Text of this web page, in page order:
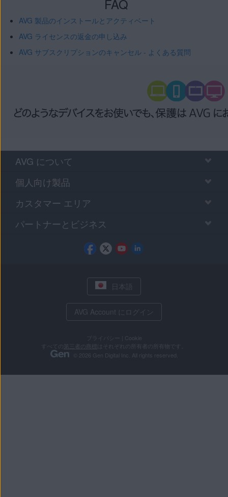
FAQ
AVG 製品のインストールとアクティベート
AVG ライセンスの返金の申し込み
AVG サブスクリプションのキャンセル - よくある質問
AVG について
個人向け製品
カスタマー エリア
パートナーとビジネス
日本語
AVG Account にログイン
プライバシー
Cookie
第三者の商標
はそれぞれの所有者の所有物です。
© 2026 Gen Digital Inc. All rights reserved.